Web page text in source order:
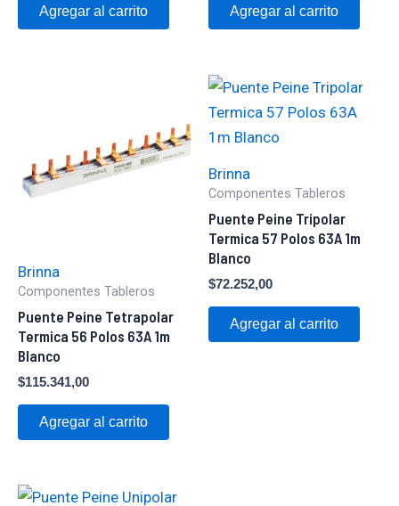
Agregar al carrito Agregar al carrito
Brinna
Componentes Tableros
Puente Peine Tetrapolar
Termica 56 Polos 63A 1m
Blanco
$115.341,00
Agregar al carrito
Brinna
Componentes Tableros
Puente Peine Tripolar
Termica 57 Polos 63A 1m
Blanco
$72.252,00
Agregar al carrito